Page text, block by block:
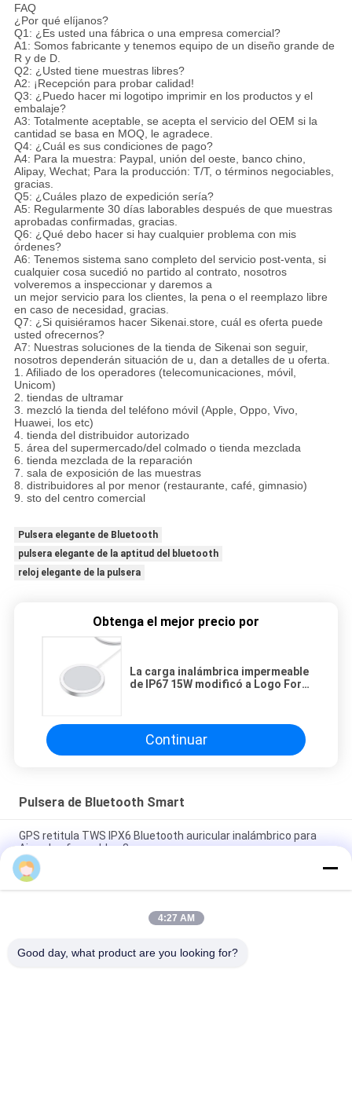
FAQ
¿Por qué elíjanos?
Q1: ¿Es usted una fábrica o una empresa comercial?
A1: Somos fabricante y tenemos equipo de un diseño grande de
R y de D.
Q2: ¿Usted tiene muestras libres?
A2: ¡Recepción para probar calidad!
Q3: ¿Puedo hacer mi logotipo imprimir en los productos y el
embalaje?
A3: Totalmente aceptable, se acepta el servicio del OEM si la
cantidad se basa en MOQ, le agradece.
Q4: ¿Cuál es sus condiciones de pago?
A4: Para la muestra: Paypal, unión del oeste, banco chino,
Alipay, Wechat; Para la producción: T/T, o términos negociables,
gracias.
Q5: ¿Cuáles plazo de expedición sería?
A5: Regularmente 30 días laborables después de que muestras
aprobadas confirmadas, gracias.
Q6: ¿Qué debo hacer si hay cualquier problema con mis
órdenes?
A6: Tenemos sistema sano completo del servicio post-venta, si
cualquier cosa sucedió no partido al contrato, nosotros
volveremos a inspeccionar y daremos a
un mejor servicio para los clientes, la pena o el reemplazo libre
en caso de necesidad, gracias.
Q7: ¿Si quisiéramos hacer Sikenai.store, cuál es oferta puede
usted ofrecernos?
A7: Nuestras soluciones de la tienda de Sikenai son seguir,
nosotros dependerán situación de u, dan a detalles de u oferta.
1. Afiliado de los operadores (telecomunicaciones, móvil,
Unicom)
2. tiendas de ultramar
3. mezcló la tienda del teléfono móvil (Apple, Oppo, Vivo,
Huawei, los etc)
4. tienda del distribuidor autorizado
5. área del supermercado/del colmado o tienda mezclada
6. tienda mezclada de la reparación
7. sala de exposición de las muestras
8. distribuidores al por menor (restaurante, café, gimnasio)
9. sto del centro comercial
Pulsera elegante de Bluetooth
pulsera elegante de la aptitud del bluetooth
reloj elegante de la pulsera
Obtenga el mejor precio por
La carga inalámbrica impermeable
de IP67 15W modificó a Logo For
Continuar
Pulsera de Bluetooth Smart
GPS retitula TWS IPX6 Bluetooth auricular inalámbrico para
Airpodes favorables 3
La carga inalámbrica impermeable de IP67 15W modificó a
Logo For Apple Huawei para requisitos particulares
cargador inalámbrico redondo ultra fino de la distancia 15W Qi
4:27 AM
Good day, what product are you looking for?